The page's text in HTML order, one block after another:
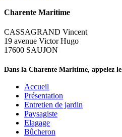
Charente Maritime
CASSAGRAND Vincent
19 avenue Victor Hugo
17600 SAUJON
Dans la Charente Maritime, appelez le
Accueil
Présentation
Entretien de jardin
Paysagiste
Elagage
Bûcheron